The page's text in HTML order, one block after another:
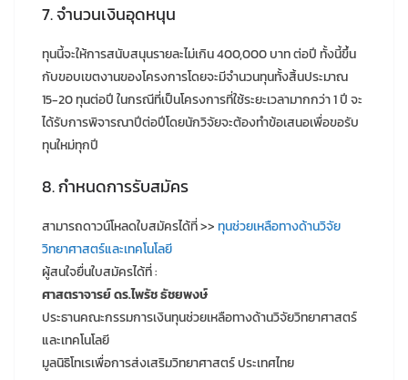
7. จำนวนเงินอุดหนุน
ทุนนี้จะให้การสนับสนุนรายละไม่เกิน 400,000 บาท ต่อปี ทั้งนี้ขึ้น
กับขอบเขตงานของโครงการโดยจะมีจำนวนทุนทั้งสิ้นประมาณ
15-20 ทุนต่อปี ในกรณีที่เป็นโครงการที่ใช้ระยะเวลามากกว่า 1 ปี จะ
ได้รับการพิจารณาปีต่อปีโดยนักวิจัยจะต้องทำข้อเสนอเพื่อขอรับ
ทุนใหม่ทุกปี
8. กำหนดการรับสมัคร
สามารถดาวน์โหลดใบสมัครได้ที่ >>ทุนช่วยเหลือทางด้านวิจัย
วิทยาศาสตร์และเทคโนโลยี
ผู้สนใจยื่นใบสมัครได้ที่ :
ศาสตราจารย์ ดร.ไพรัช ธัชยพงษ์
ประธานคณะกรรมการเงินทุนช่วยเหลือทางด้านวิจัยวิทยาศาสตร์
และเทคโนโลยี
มูลนิธิโทเรเพื่อการส่งเสริมวิทยาศาสตร์ ประเทศไทย